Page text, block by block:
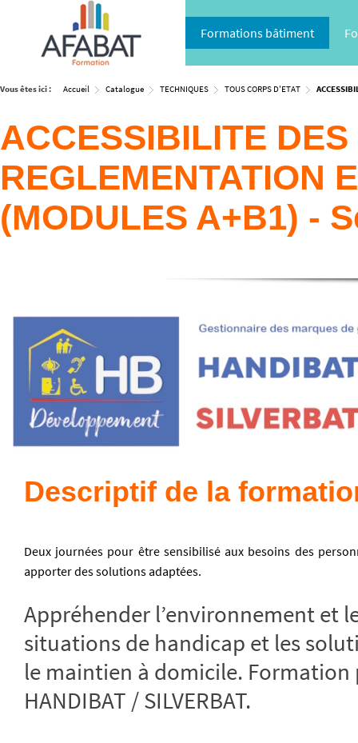
Formations bâtiment
Vous êtes ici : Accueil Catalogue TECHNIQUES TOUS CORPS D'ETAT
ACCESSIBILITE
REGLEMENTATION
(MODULES A+B1) -
Descriptif de la
Deux journées pour être sensibilisé aux besoins des
apporter des solutions adaptées.
Appréhender l’environnement et
situations de handicap et les
le maintien à domicile.
HANDIBAT / SILVERBAT.